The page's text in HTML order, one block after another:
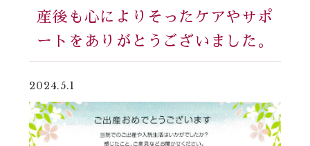
産後も心によりそったケアやサポ
ートをありがとうございました。
2024.5.1